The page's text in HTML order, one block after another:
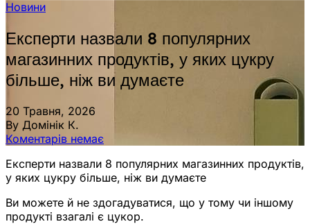
Новини
Експерти назвали 8 популярних
магазинних продуктів, у яких цукру
більше, ніж ви думаєте
20 Травня, 2026
By Домінік К.
Коментарів немає
Експерти назвали 8 популярних магазинних продуктів,
у яких цукру більше, ніж ви думаєте
Ви можете й не здогадуватися, що у тому чи іншому
продукті взагалі є цукор.